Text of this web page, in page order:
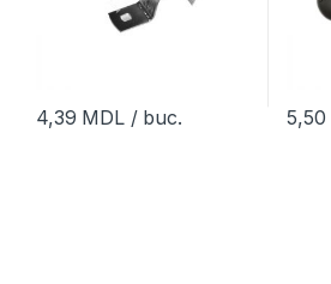
4,39 MDL/ buc. 5,50